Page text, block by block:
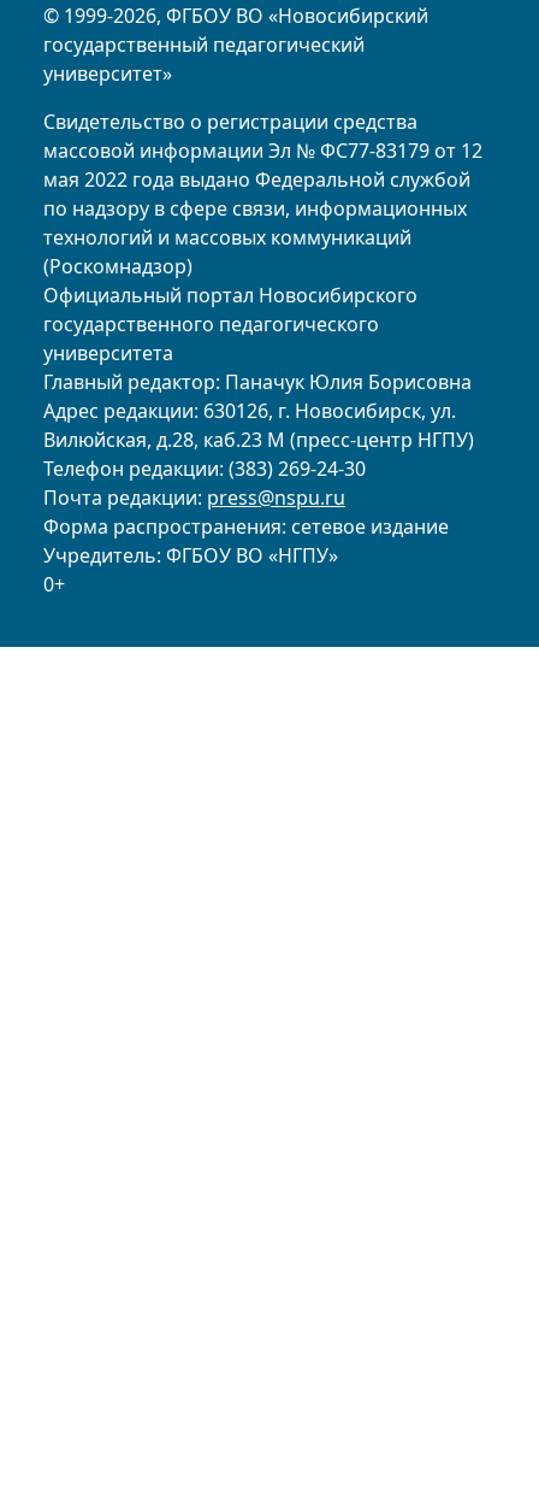
© 1999-2026, ФГБОУ ВО «Новосибирский
государственный педагогический
университет»
Свидетельство о регистрации средства
массовой информации Эл № ФС77-83179 от 12
мая 2022 года выдано Федеральной службой
по надзору в сфере связи, информационных
технологий и массовых коммуникаций
(Роскомнадзор)
Официальный портал Новосибирского
государственного педагогического
университета
Главный редактор: Паначук Юлия Борисовна
Адрес редакции: 630126, г. Новосибирск, ул.
Вилюйская, д.28, каб.23 М (пресс-центр НГПУ)
Телефон редакции: (383) 269-24-30
Почта редакции: press@nspu.ru
Форма распространения: сетевое издание
Учредитель: ФГБОУ ВО «НГПУ»
0+